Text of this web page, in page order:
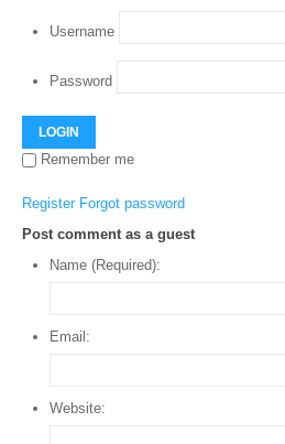
Username
Password
LOGIN
Remember me
Register Forgot password
Post comment as a guest
Name (Required):
Email:
Website: